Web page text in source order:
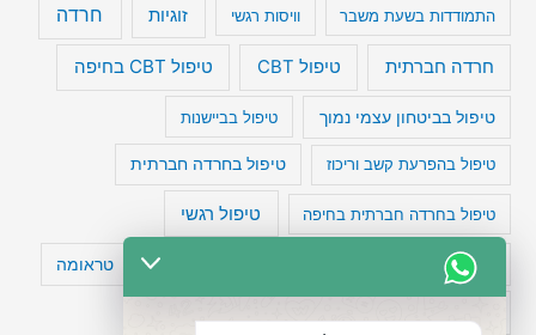
התמודדות בשעת משבר וויסות רגשי זוגיות חרדה
חרדה חברתית טיפול CBT טיפול CBT בחיפה
טיפול בביטחון עצמי נמוך טיפול בביישנות
טיפול בהפרעת קשב וריכוז טיפול בחרדה חברתית
טיפול בחרדה חברתית בחיפה טיפול רגשי
טיפול תרופתי להפרעת קשב טעויות חשיבה טראומה